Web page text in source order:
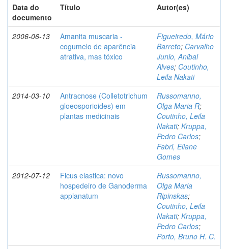
Data do
documento
Título Autor(es)
2006-06-13
Amanita muscaria -
cogumelo de aparência
atrativa, mas tóxico
Figueiredo, Mário
Barreto; Carvalho
Junio, Anibal
Alves; Coutinho,
Leila Nakati
2014-03-10
Antracnose (Colletotrichum
gloeosporioides) em
plantas medicinais
Russomanno,
Olga Maria R;
Coutinho, Leila
Nakati; Kruppa,
Pedro Carlos;
Fabri, Eliane
Gomes
2012-07-12
Ficus elastica: novo
hospedeiro de Ganoderma
applanatum
Russomanno,
Olga Maria
Ripinskas;
Coutinho, Leila
Nakati; Kruppa,
Pedro Carlos;
Porto, Bruno H. C.